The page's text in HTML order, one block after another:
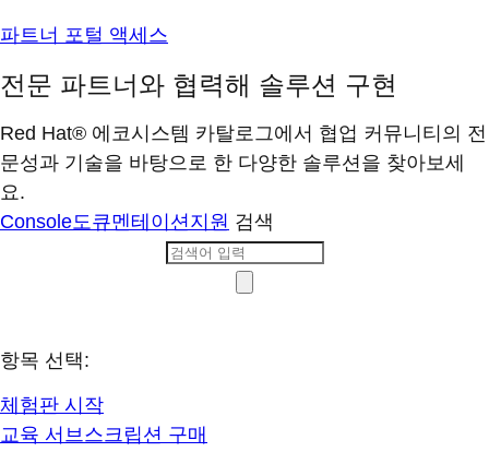
파트너 포털 액세스
전문 파트너와 협력해 솔루션 구현
Red Hat® 에코시스템 카탈로그에서 협업 커뮤니티의 전
문성과 기술을 바탕으로 한 다양한 솔루션을 찾아보세
요.
Console도큐멘테이션지원 검색
항목 선택:
체험판 시작
교육 서브스크립션 구매